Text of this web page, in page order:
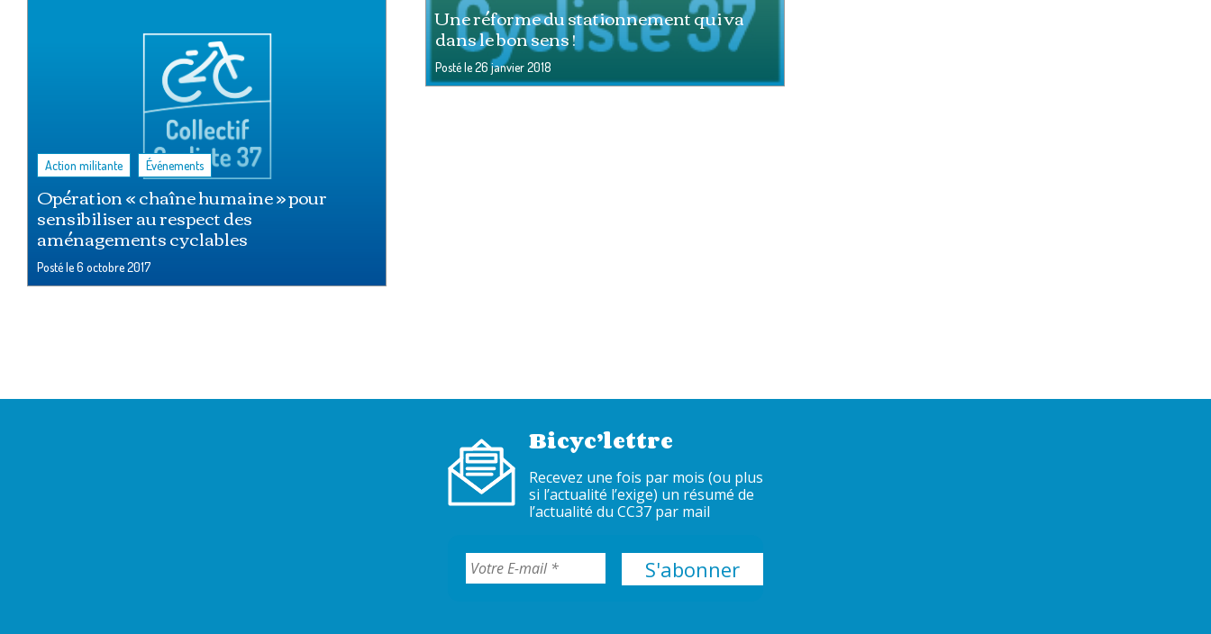
Une réforme du stationnement qui va
dans le bon sens !
Posté le26 janvier 2018
Action militante Événements
Opération « chaîne humaine » pour
sensibiliser au respect des
aménagements cyclables
Posté le6 octobre 2017
Bicyc’lettre
Recevez une fois par mois (ou plus
si l’actualité l’exige) un résumé de
l’actualité du CC37 par mail